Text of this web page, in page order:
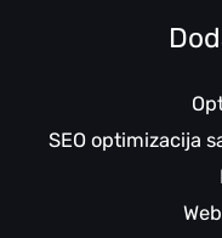
SEO optimizacija